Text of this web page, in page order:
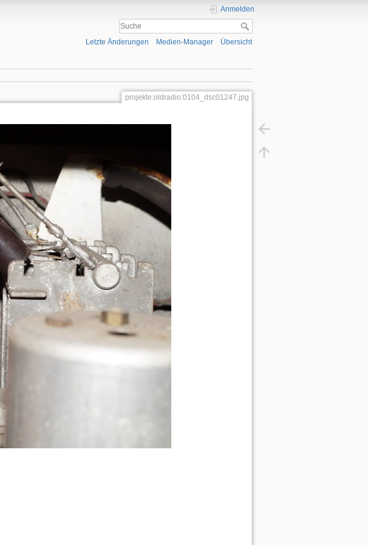
Anmelden
Letzte Änderungen Medien-Manager Übersicht
projekte:oldradio:0104_dsc01247.jpg